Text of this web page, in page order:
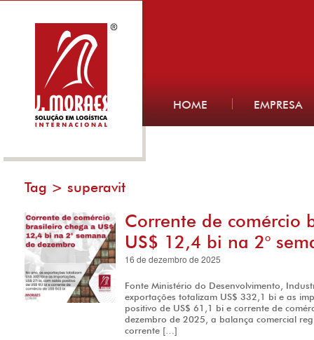
HOME EMPRESA
Tag > superavit
Corrente de comércio
US$ 12,4 bi na 2°
16 de dezembro de 2025
Fonte Ministério do Desenvolvimento,
exportações totalizam US$ 332,1 bi e as
positivo de US$ 61,1 bi e corrente de
dezembro de 2025, a balança comercial
corrente […]